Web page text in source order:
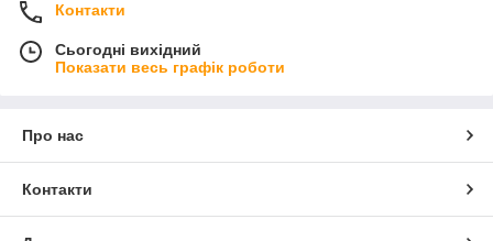
Контакти
Сьогодні вихідний
Показати весь графік роботи
Про нас
Контакти